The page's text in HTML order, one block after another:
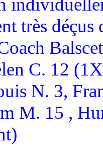
très
C. 12
N. 3,
M. 15 ,